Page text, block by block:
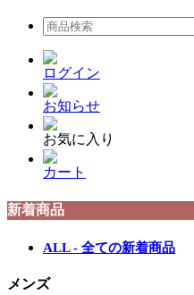
ログイン
お知らせ
お気に入り
カート
新着商品
ALL - 全ての新着商品
メンズ